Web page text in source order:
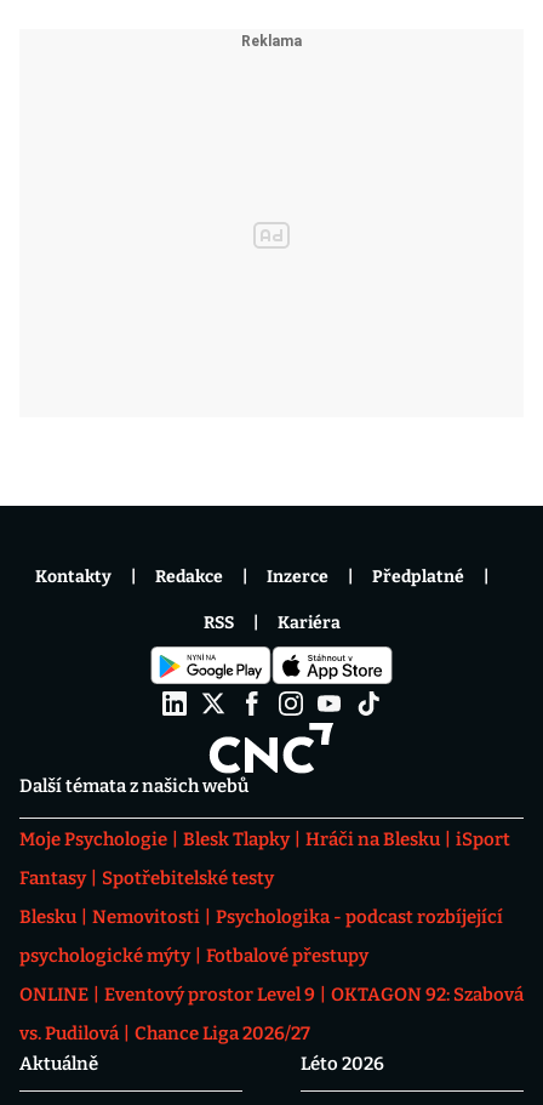
Další témata z našich webů
Moje Psychologie Blesk Tlapky Hráči na Blesku
iSport
Fantasy
Spotřebitelské testy
Blesku
Nemovitosti
Psychologika - podcast rozbíjející
psychologické mýty
Fotbalové přestupy
ONLINE
Eventový prostor Level 9
OKTAGON 92: Szabová
vs. Pudilová
Chance Liga 2026/27
Aktuálně
Léto 2026
Kontakty Redakce Inzerce Předplatné
RSS Kariéra